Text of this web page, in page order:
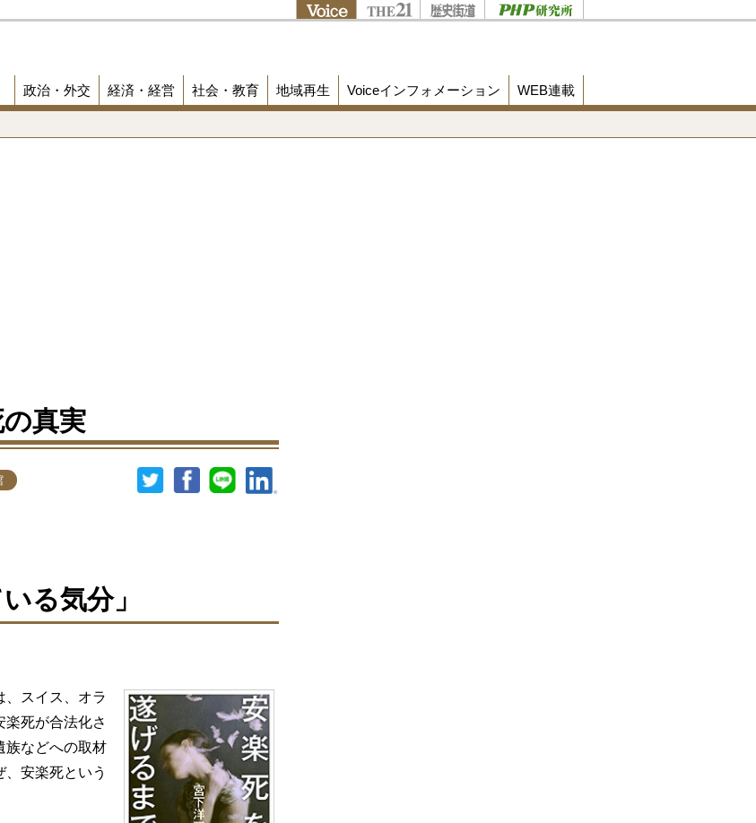
政治・外交 経済・経営 社会・教育 地域再生 Voiceインフォメーション WEB連載
真実
る気分」
、スイス、オラ
楽死が合法化さ
族などへの取材
安楽死という